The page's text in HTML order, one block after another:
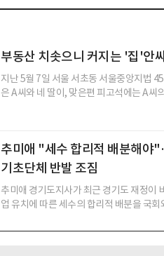
부동산 치솟으니 커지는 '집'안
지난 5월 7일 서울 서초동 서울중앙지법
은 A씨와 네 딸이, 맞은편 피고석에는 A씨
추미애 "세수 합리적 배분해
기초단체 반발 조짐
추미애 경기도지사가 최근 경기도 재정이
업 유치에 따른 세수의 합리적 배분을 국회